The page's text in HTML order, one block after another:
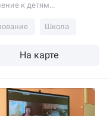
к детям...
Школа
На карте